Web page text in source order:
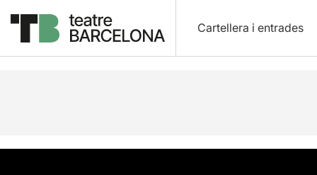
Cartellera i entrades
Descripció Fitxa artística